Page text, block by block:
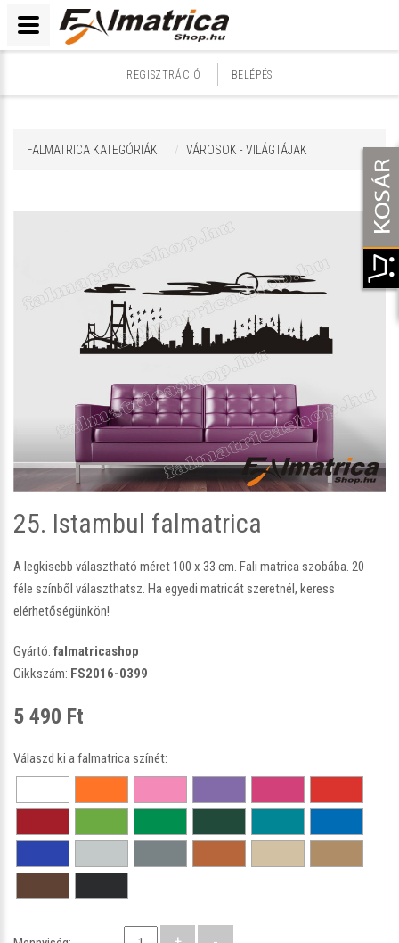
REGISZTRÁCIÓ BELÉPÉS
FALMATRICA KATEGÓRIÁK VÁROSOK - VILÁGTÁJAK
25. Istambul falmatrica
A legkisebb választható méret 100 x 33 cm. Fali matrica szobába. 20
féle színből választhatsz. Ha egyedi matricát szeretnél, keress
elérhetőségünkön!
Gyártó: falmatricashop
Cikkszám: FS2016-0399
5 490 Ft
Válaszd ki a falmatrica színét: